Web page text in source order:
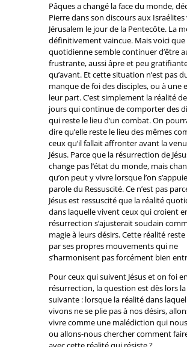
Pâques a changé la face du monde,
Pierre dans son discours aux Israélites
Jérusalem le jour de la Pentecôte. La
définitivement vaincue. Mais voici que
quotidienne semble continuer d’être
frustrante, aussi âpre et peu
qu’avant. Et cette situation n’est pas
manque de foi des disciples, ou à une
leur part. C’est simplement la réalité
jours qui continue de comporter des
qui reste le lieu d’un combat. On
dire qu’elle reste le lieu des mêmes
ceux qu’il fallait affronter avant la
Jésus. Parce que la résurrection de
change pas l’état du monde, mais
qu’on peut y vivre lorsque l’on
parole du Ressuscité. Ce n’est pas
Jésus est ressuscité que la réalité
dans laquelle vivent ceux qui croient
résurrection s’ajusterait soudain
magie à leurs désirs. Cette réalité
par ses propres mouvements qui ne
s’harmonisent pas forcément bien
Pour ceux qui suivent Jésus et on foi
résurrection, la question est dès lors la
suivante : lorsque la réalité dans
vivons ne se plie pas à nos désirs,
vivre comme une malédiction qui
ou allons-nous chercher comment